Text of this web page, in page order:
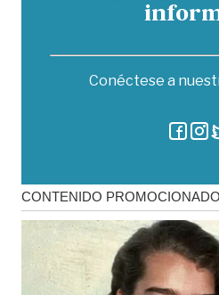
Conéctese a